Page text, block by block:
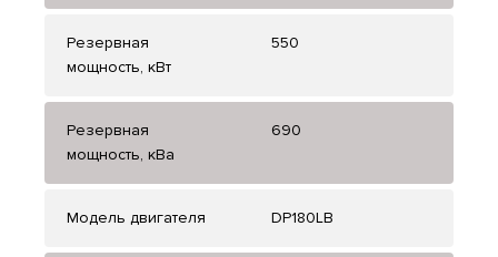
Резервная
мощность, кВт
550
Резервная
мощность, кВа
690
Модель двигателя DP180LB